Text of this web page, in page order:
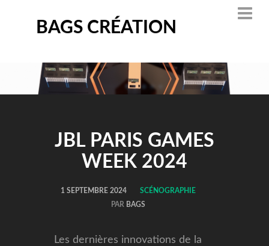
BAGS CRÉATION
JBL PARIS GAMES
WEEK 2024
1 SEPTEMBRE 2024
SCÉNOGRAPHIE
PAR BAGS
Les dernières innovations de la